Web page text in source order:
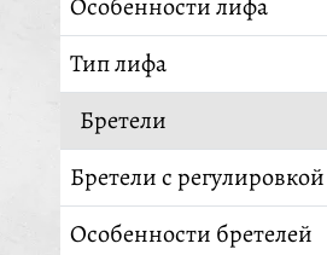
Особенности лифа
Тип лифа
Бретели
Бретели с регулировкой
Особенности бретелей